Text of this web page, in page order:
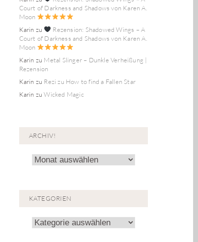
Court of Darkness and Shadows von Karen A.
Moon
Karin zu
Rezension: Shadowed Wings – A
Court of Darkness and Shadows von Karen A.
Moon
Karin zu Metal Slinger – Dunkle Verheißung |
Rezension
Karin zu Rezi zu How to find a Fallen Star
Karin zuWicked Magic
ARCHIV!
Archiv!
KATEGORIEN
Kategorien